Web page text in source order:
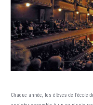
Chaque année, les élèves de